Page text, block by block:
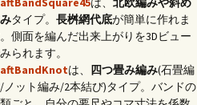
タイプ。 長桝網代底が簡単に作れま
側面を編んだ出来上がりを3Dビュー
られます。
は、 四つ畳み編み(石畳編
ノット編み/2本結び)タイプ。バンドの